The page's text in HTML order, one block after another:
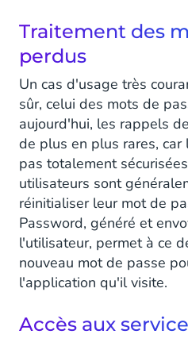
Traitement des
perdus
Un cas d'usage très
sûr, celui des mots de
aujourd'hui, les rappels
de plus en plus rares,
pas totalement
utilisateurs sont
réinitialiser leur mot de
Password, généré et
l'utilisateur, permet à ce
nouveau mot de passe
l'application qu'il visite.
Accès aux